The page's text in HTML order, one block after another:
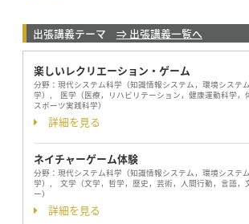
出張講義テーマ ⇒ 出張講義一覧へ
楽しいレクリエーション・ゲーム
分野： 現代システム科学（知識情報システム，環境システ
学）, 医学（医療，リハビリテーション，健康運動科学，
スポーツ実践科学）
詳細を見る
ネイチャーゲーム体験
分野： 現代システム科学（知識情報システム，環境システ
学）, 文学（文学，哲学，歴史，芸術，人間行動，言語，
ー）
詳細を見る